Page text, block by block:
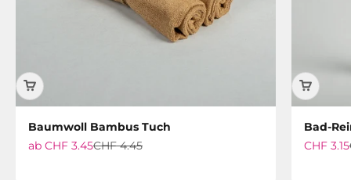
Baumwoll Bambus Tuch
Angebot
ab CHF 3.45Regulärer Preis
CHF 4.45
Bad-
Angebot
CHF 3.15